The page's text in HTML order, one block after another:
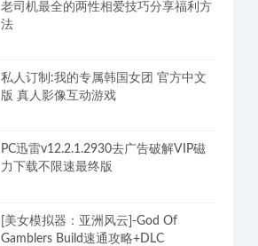
老司机最全的两性相爱技巧分享福利方
法
私人订制:我的专属韩国女团 官方中文
版 真人影像互动游戏
PC迅雷v12.2.1.2930去广告破解VIP磁
力下载不限速最终版
[美女模拟器：亚洲风云]-God Of
Gamblers Build速通攻略+DLC